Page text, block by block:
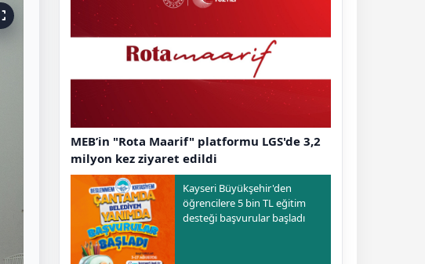
MEB’in "Rota Maarif" platformu LGS'de 3,2
milyon kez ziyaret edildi
Kayseri Büyükşehir'den
öğrencilere 5 bin TL eğitim
desteği başvurular başladı